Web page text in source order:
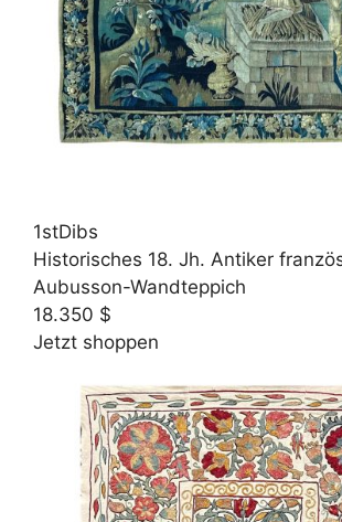
1stDibs
Historisches 18. Jh. Antiker
Aubusson-Wandteppich
18.350 $
Jetzt shoppen